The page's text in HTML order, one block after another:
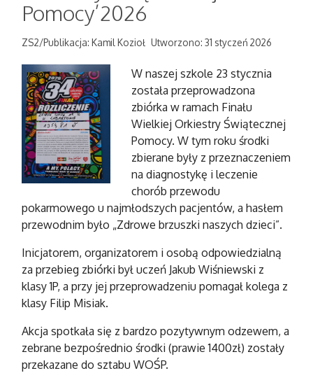
Pomocy’2026
ZS2/Publikacja: Kamil Kozioł Utworzono: 31 styczeń 2026
W naszej szkole 23 stycznia
została przeprowadzona
zbiórka w ramach Finału
Wielkiej Orkiestry Świątecznej
Pomocy. W tym roku środki
zbierane były z przeznaczeniem
na diagnostykę i leczenie
chorób przewodu
pokarmowego u najmłodszych pacjentów, a hasłem
przewodnim było „Zdrowe brzuszki naszych dzieci”.
Inicjatorem, organizatorem i osobą odpowiedzialną
za przebieg zbiórki był uczeń Jakub Wiśniewski z
klasy 1P, a przy jej przeprowadzeniu pomagał kolega z
klasy Filip Misiak.
Akcja spotkała się z bardzo pozytywnym odzewem, a
zebrane bezpośrednio środki (prawie 1400zł) zostały
przekazane do sztabu WOŚP.